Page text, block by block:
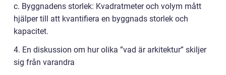
c. Byggnadens storlek: Kvadratmeter och volym mått
hjälper till att kvantifiera en byggnads storlek och
kapacitet.
4. En diskussion om hur olika ”vad är arkitektur” skiljer
sig från varandra